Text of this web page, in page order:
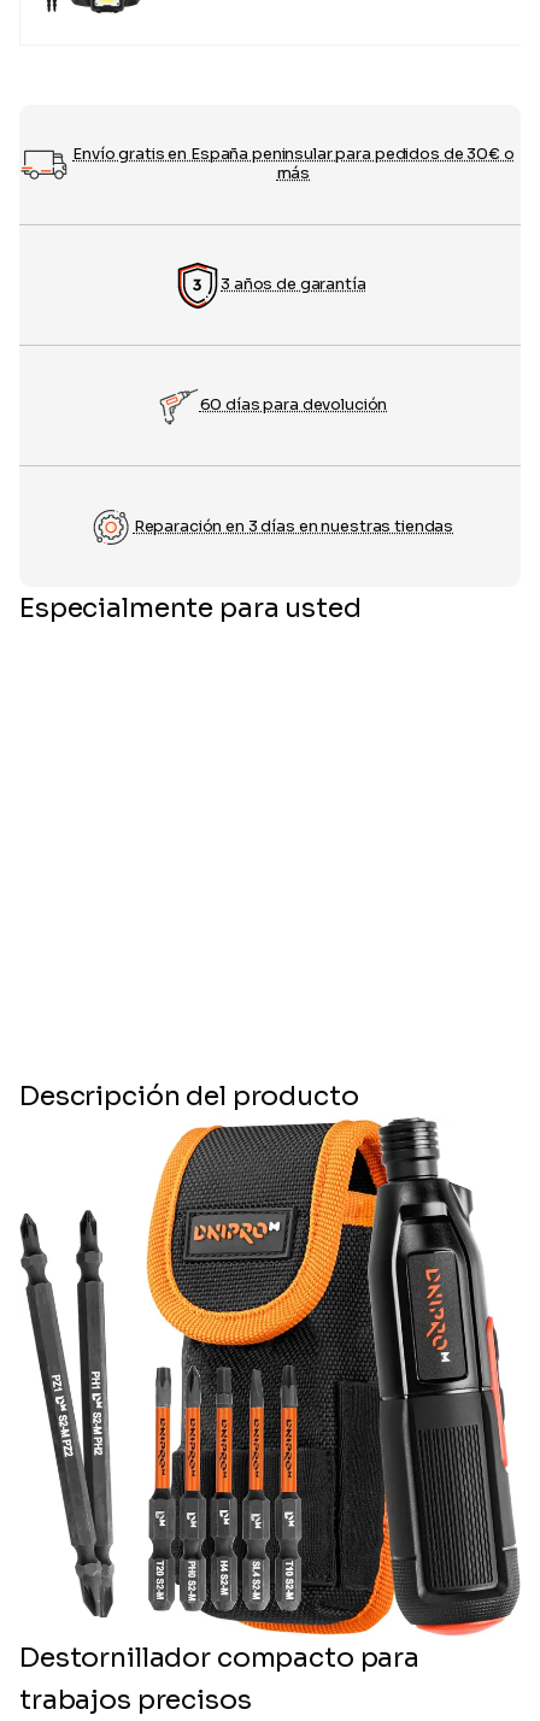
Envío gratis en España peninsular para pedidos de 30€ o
más
3 años de garantía
60 días para devolución
Reparación en 3 días en nuestras tiendas
Especialmente para usted
Descripción del producto
Destornillador compacto para
trabajos precisos